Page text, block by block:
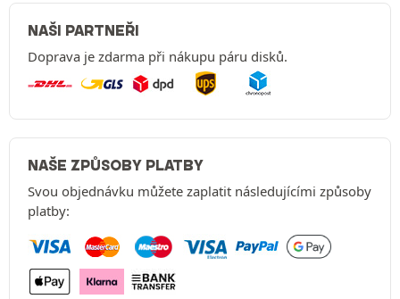
NAŠI PARTNEŘI
Doprava je zdarma při nákupu páru disků.
NAŠE ZPŮSOBY PLATBY
Svou objednávku můžete zaplatit následujícími způsoby
platby: